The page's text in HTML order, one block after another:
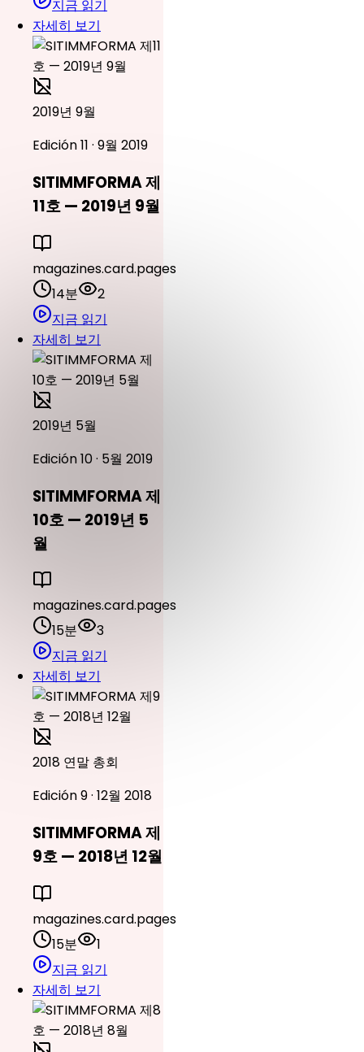
지금 읽기
자세히 보기
2019년 9월
Edición 11 · 9월 2019
SITIMMFORMA 제
11호 — 2019년 9월
magazines.card.pages
14분
2
지금 읽기
자세히 보기
2019년 5월
Edición 10 · 5월 2019
SITIMMFORMA 제
10호 — 2019년 5
월
magazines.card.pages
15분
3
지금 읽기
자세히 보기
2018 연말 총회
Edición 9 · 12월 2018
SITIMMFORMA 제
9호 — 2018년 12월
magazines.card.pages
15분
1
지금 읽기
자세히 보기